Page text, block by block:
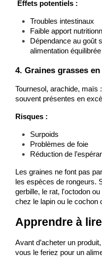
Effets potentiels :
Troubles intestinaux
Faible apport
Dépendance au goût
alimentation équilibrée
4. Graines grasses en
Tournesol, arachide, maïs
souvent présentes en
Risques :
Surpoids
Problèmes de foie
Réduction de
Les graines ne font pas
les espèces de rongeurs.
gerbille, le rat, l'octodon
chez le lapin ou le cochon
Apprendre à
Avant d’acheter un produit,
vous le feriez pour un